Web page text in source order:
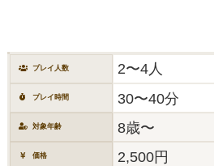
プレイ人数 2〜4人
プレイ時間 30〜40分
対象年齢 8歳〜
価格 2,500円